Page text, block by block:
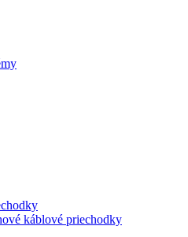
káblové priechodky